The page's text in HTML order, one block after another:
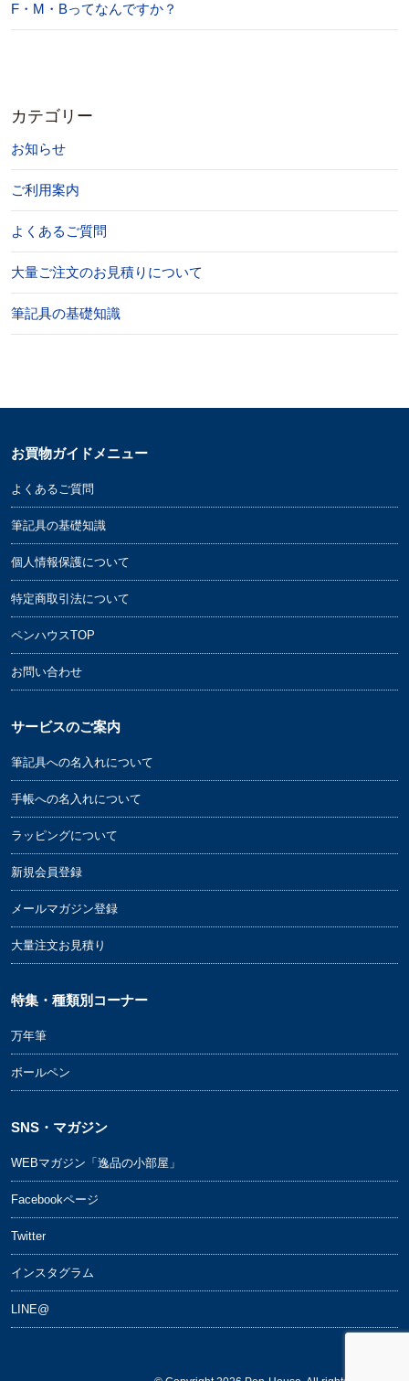
F・M・Bってなんですか？
カテゴリー
お知らせ
ご利用案内
よくあるご質問
大量ご注文のお見積りについて
筆記具の基礎知識
お買物ガイドメニュー
よくあるご質問
筆記具の基礎知識
個人情報保護について
特定商取引法について
ペンハウスTOP
お問い合わせ
サービスのご案内
筆記具への名入れについて
手帳への名入れについて
ラッピングについて
新規会員登録
メールマガジン登録
大量注文お見積り
特集・種類別コーナー
万年筆
ボールペン
SNS・マガジン
WEBマガジン「逸品の小部屋」
Facebookページ
Twitter
インスタグラム
LINE@